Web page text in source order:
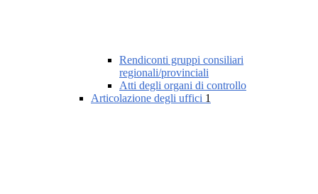
Rendiconti gruppi consiliari
regionali/provinciali
Atti degli organi di controllo
Articolazione degli uffici 1